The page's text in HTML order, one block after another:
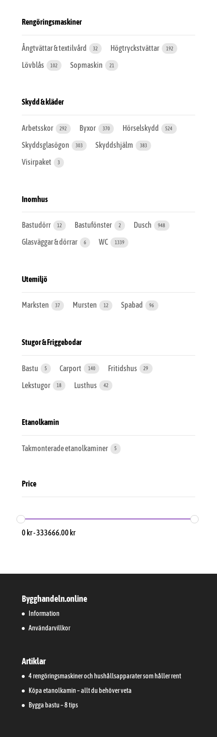
Rengöringsmaskiner
Ångtvättar & textilvård 32 Högtryckstvättar 192
Lövblås 102 Sopmaskin 21
Skydd & kläder
Arbetsskor 292 Byxor 370 Hörselskydd 524
Skyddsglasögon 303 Skyddshjälm 383
Visirpaket 3
Inomhus
Bastudörr 12 Bastufönster 2 Dusch 948
Glasväggar & dörrar 6 WC 1339
Utemiljö
Marksten 37 Mursten 12 Spabad 96
Stugor & Friggebodar
Bastu 5 Carport 140 Fritidshus 29
Lekstugor 18 Lusthus 42
Etanolkamin
Takmonterade etanolkaminer 5
Price
0 kr-333666.00 kr
Bygghandeln.online
Information
Användarvillkor
Artiklar
4 rengöringsmaskiner och hushållsapparater som håller rent
Köpa etanolkamin – allt du behöver veta
Bygga bastu – 8 tips